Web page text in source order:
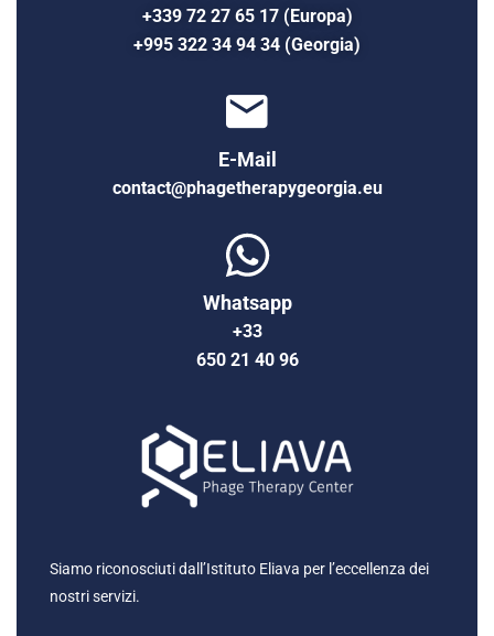
+339 72 27 65 17 (Europa)
+995 322 34 94 34 (Georgia)
E-Mail
contact@phagetherapygeorgia.eu
Whatsapp
+33
650 21 40 96
Siamo riconosciuti dall’Istituto Eliava per l’eccellenza dei
nostri servizi.